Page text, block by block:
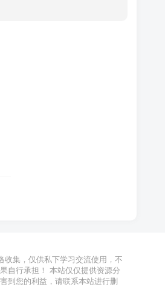
集，仅供私下学习交流使用，不
自行承担！ 本站仅仅提供资源分
到您的利益，请联系本站进行删